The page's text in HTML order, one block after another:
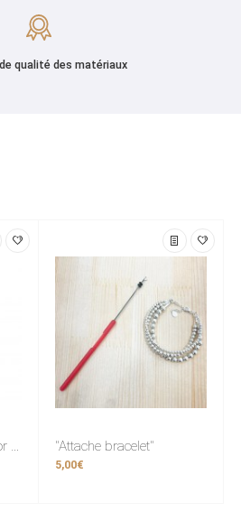
qualité des matériaux
Kit de fixation Plaqué or (fermoir) "Attache bracelet"
5,00€